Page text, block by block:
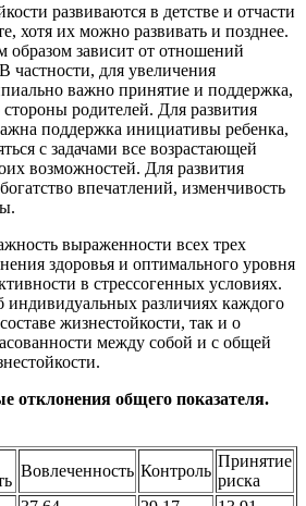
развиваются в детстве и отчасти
хотя их можно развивать и позднее.
зависит от отношений
частности, для увеличения
важно принятие и поддержка,
родителей. Для развития
поддержка инициативы ребенка,
с задачами все возрастающей
возможностей. Для развития
впечатлений, изменчивость
выраженности всех трех
здоровья и оптимального уровня
в стрессогенных условиях.
различиях каждого
жизнестойкости, так и о
между собой и с общей
отклонения общего показателя.
Вовлеченность Контроль
Принятие
риска